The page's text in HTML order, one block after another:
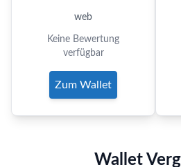
web
Keine Bewertung
verfügbar
Zum Wallet
Wallet